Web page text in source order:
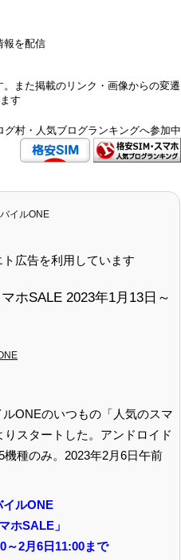
報を配信
また掲載のリンク・画像からの変遷
す
グ村・人気ブログランキングへ参加中
イルONE
ト広告を利用しています
ホSALE 2023年1月13日～
ONEのいつもの「人気のスマ
スタートした。アンドロイド
種のみ。2023年2月6日午前
ルONE
ホSALE」
～2月6日11:00まで